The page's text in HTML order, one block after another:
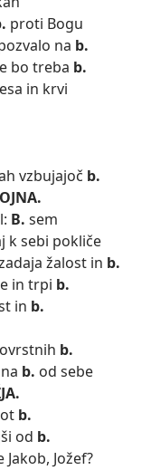
proti Bogu
na b.
bo treba b.
in krvi
vzbujajoč b.
B. sem
k sebi pokliče
žalost in b.
in trpi b.
in b.
b.
b. od sebe
b.
od b.
Jakob, Jožef?